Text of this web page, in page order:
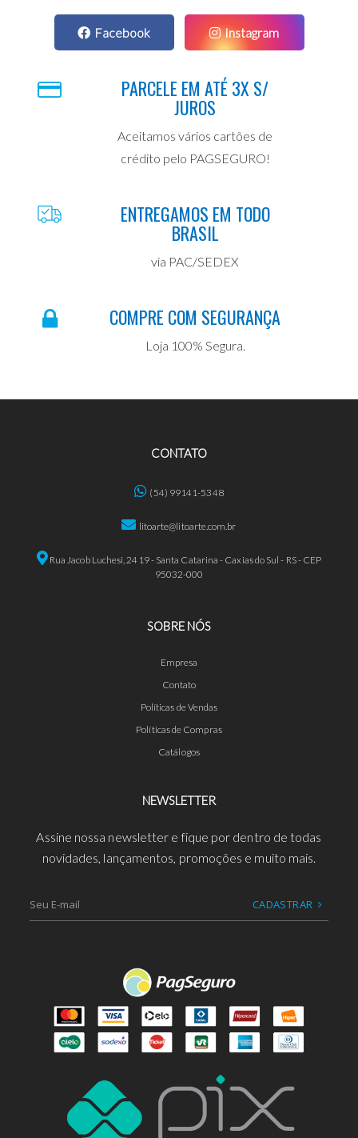
Facebook Instagram
PARCELE EM ATÉ 3X S/
JUROS
Aceitamos vários cartões de
crédito pelo PAGSEGURO!
ENTREGAMOS EM TODO
BRASIL
via PAC/SEDEX
COMPRE COM SEGURANÇA
Loja 100% Segura.
CONTATO
(54) 99141-5348
litoarte@litoarte.com.br
Rua Jacob Luchesi, 2419 - Santa Catarina - Caxias do Sul - RS - CEP
95032-000
SOBRE NÓS
Empresa
Contato
Políticas de Vendas
Políticas de Compras
Catálogos
NEWSLETTER
Assine nossa newsletter e fique por dentro de todas
novidades, lançamentos, promoções e muito mais.
CADASTRAR